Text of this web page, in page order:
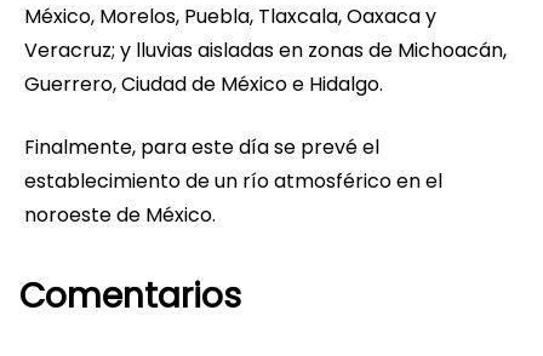
México, Morelos, Puebla, Tlaxcala, Oaxaca y
Veracruz; y lluvias aisladas en zonas de Michoacán,
Guerrero, Ciudad de México e Hidalgo.
Finalmente, para este día se prevé el
establecimiento de un río atmosférico en el
noroeste de México.
Comentarios